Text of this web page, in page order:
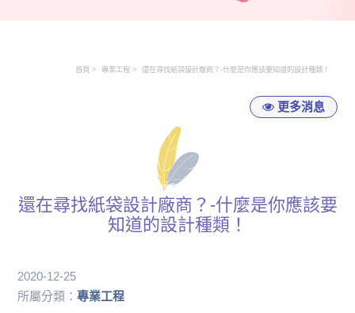
首頁 專業工程 還在尋找紙袋設計廠商？-什麼是你應該要知道的設計種類！
更多消息
還在尋找紙袋設計廠商？-什麼是你應該要
知道的設計種類！
2020-12-25
所屬分類：專業工程